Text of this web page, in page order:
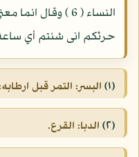
النساء ( 6 ) وقال
حرثكم انى شئتم أي
(١) البسر: التمر قبل
(٢) الدبا: القرع.